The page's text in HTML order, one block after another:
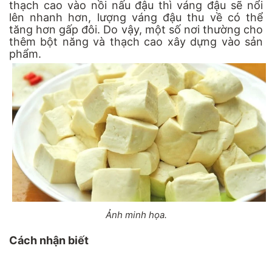
thạch cao vào nồi nấu đậu thì váng đậu sẽ nổi
lên nhanh hơn, lượng váng đậu thu về có thể
tăng hơn gấp đôi. Do vậy, một số nơi thường cho
thêm bột năng và thạch cao xây dựng vào sản
phẩm.
Ảnh minh họa.
Cách nhận biết